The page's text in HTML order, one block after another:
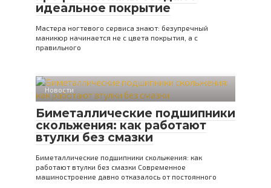
идеальное покрытие
Мастера ногтевого сервиса знают: безупречный
маникюр начинается не с цвета покрытия, а с
правильного
Новости
Биметаллические подшипники
скольжения: как работают
втулки без смазки
Биметаллические подшипники скольжения: как
работают втулки без смазки Современное
машиностроение давно отказалось от постоянного